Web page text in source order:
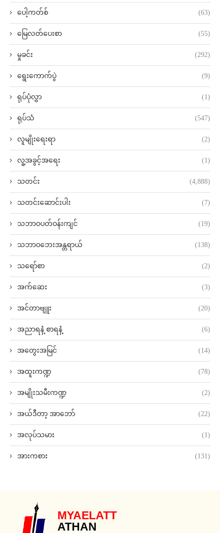
ပေါ့ကတ်စ် (63)
မြေလတ်ပေးစာ (55)
မှုခင်း (292)
ရွေးကောက်ပွဲ (9)
ရုပ်ပုံလွှာ (1)
ရုပ်သံ (547)
လူမျိုးရေးရာ (2)
လူ့အခွင့်အရေး (1)
သတင်း (4,888)
သတင်းဆောင်းပါး (7)
သဘာဝပတ်ဝန်းကျင် (19)
သဘာဝဘေးအန္တရာယ် (138)
သရော်စာ (2)
အက်ဆေး (3)
အင်တာဗျူး (20)
အညာရနံ့ စာရနံ့ (6)
အတွေးအမြင် (14)
အထူးကဏ္ဍ (78)
အမျိုးသမီးကဏ္ဍ (2)
အယ်ဒီတာ့ အာဘော် (22)
အလုပ်သမား (1)
အားကစား (131)
MYAELATT
ATHAN